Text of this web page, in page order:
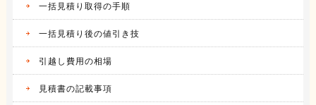
2016.04.14
アート引越センターの体験談
私は、仕事の関係で人事異動があり、同じ県内
一括見積り取得の手順
一括見積り後の値引き技
引越し費用の相場
見積書の記載事項